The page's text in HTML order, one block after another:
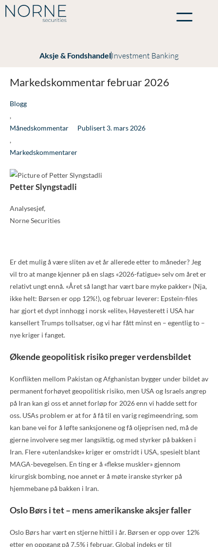
Aksje & FondshandelInvestment Banking
Petter Slyngstadli
Analysesjef,
Norne Securities
Markedskommentar februar 2026
Blogg
,
Månedskommentar
,
Markedskommentarer
Publisert 3. mars 2026
Er det mulig å være sliten av et år allerede etter to måneder? Jeg
vil tro at mange kjenner på en slags «2026-fatigue» selv om året er
relativt ungt ennå. «Året så langt har vært bare myke pakker» (Nja,
ikke helt: Børsen er opp 12%!), og februar leverer: Epstein-files
har gjort et dypt innhogg i norsk «elite», Høyesterett i USA har
kansellert Trumps tollsatser, og vi har fått minst en – egentlig to –
nye kriger i fanget.
Økende geopolitisk risiko preger verdensbildet
Konflikten mellom Pakistan og Afghanistan bygger under bildet av
permanent forhøyet geopolitisk risiko, men USA og Israels angrep
på Iran kan gi oss et annet forløp for 2026 enn vi hadde sett for
oss. USAs problem er at for å få til en varig regimeendring, som
kan bane vei for å løfte sanksjonene og få oljeprisen ned, må de
gjerne involvere seg mer langsiktig, og med styrker på bakken i
Iran. Flere «utenlandske» kriger er omstridt i USA, spesielt blant
MAGA-bevegelsen. En ting er å «flekse muskler» gjennom
kirurgisk bombing, noe annet er å møte iranske styrker på
hjemmebane på bakken i Iran.
Oslo Børs i tet – mens amerikanske aksjer faller
Oslo Børs har vært en stjerne hittil i år. Børsen er opp over 12%
etter en oppgang på 7,5% i februar. Global indeks er til